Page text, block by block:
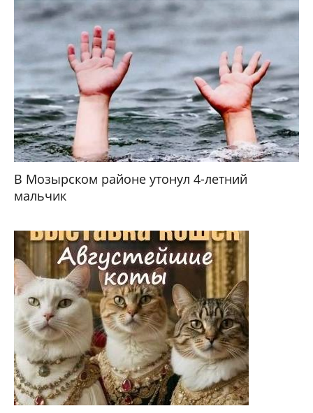
В Мозырском районе утонул 4-летний
мальчик